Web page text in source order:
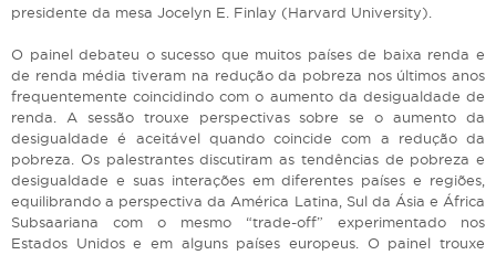
presidente da mesa Jocelyn E. Finlay (Harvard University).
O painel debateu o sucesso que muitos países de baixa renda e
de renda média tiveram na redução da pobreza nos últimos anos
frequentemente coincidindo com o aumento da desigualdade de
renda. A sessão trouxe perspectivas sobre se o aumento da
desigualdade é aceitável quando coincide com a redução da
pobreza. Os palestrantes discutiram as tendências de pobreza e
desigualdade e suas interações em diferentes países e regiões,
equilibrando a perspectiva da América Latina, Sul da Ásia e África
Subsaariana com o mesmo “trade-off” experimentado nos
Estados Unidos e em alguns países europeus. O painel trouxe